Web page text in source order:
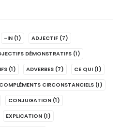
-IN (1) ADJECTIF (7)
DÉMONSTRATIFS (1)
(1) ADVERBES (7) CE QUI (1)
COMPLÉMENTS CIRCONSTANCIELS (1)
CONJUGATION (1)
EXPLICATION (1)